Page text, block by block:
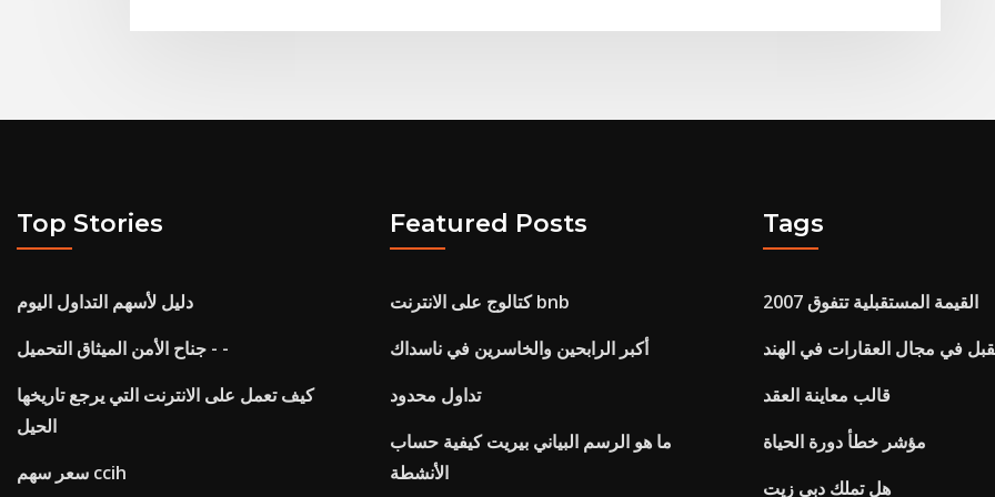
Top Stories
دليل لأسهم التداول اليوم
جناح الأمن الميثاق التحميل - -
كيف تعمل على الانترنت التي يرجع تاريخها
الحيل
سعر سهم ccih
Featured Posts
كتالوج على الانترنت bnb
أكبر الرابحين والخاسرين في ناسداك
تداول محدود
ما هو الرسم البياني بيريت كيفية حساب
الأنشطة
Tags
القيمة المستقبلية تتفوق 2007
في مجال العقارات في الهند
قالب معاينة العقد
مؤشر خطأ دورة الحياة
هل تملك دبي زيت